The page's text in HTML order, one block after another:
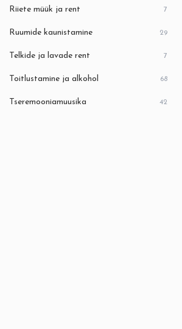
Riiete müük ja rent 7
Ruumide kaunistamine 29
Telkide ja lavade rent 7
Toitlustamine ja alkohol 68
Tseremooniamuusika 42